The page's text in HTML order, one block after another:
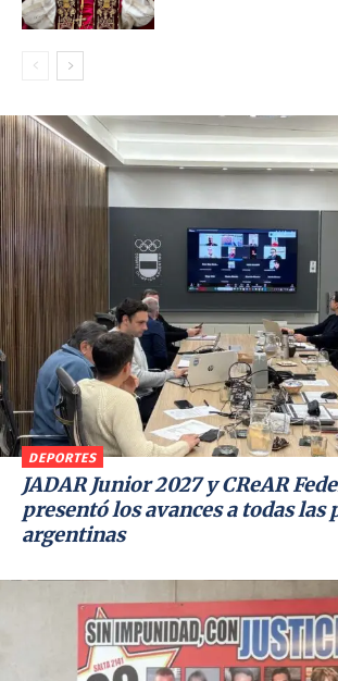
DEPORTES
JADAR Junior 2027 y CReAR
presentó los avances a todas las
argentinas